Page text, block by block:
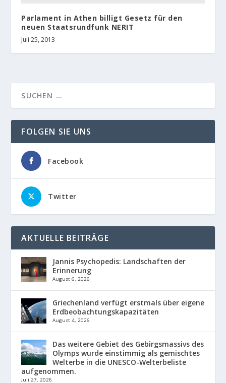
Parlament in Athen billigt Gesetz für den
neuen Staatsrundfunk NERIT
Juli 25, 2013
FOLGEN SIE UNS
Facebook
Twitter
AKTUELLE BEITRÄGE
Jannis Psychopedis: Landschaften der
Erinnerung
August 6, 2026
Griechenland verfügt erstmals über eigene
Erdbeobachtungskapazitäten
August 4, 2026
Das weitere Gebiet des Gebirgsmassivs des
Olymps wurde einstimmig als gemischtes
Welterbe in die UNESCO-Welterbeliste
aufgenommen.
Juli 27, 2026